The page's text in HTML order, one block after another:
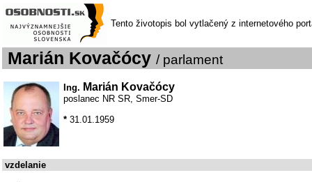
Tento životopis bol vytlačený z internetového
Marián Kovačócy / parlament
Ing. Marián Kovačócy
poslanec NR SR, Smer-SD
* 31.01.1959
vzdelanie